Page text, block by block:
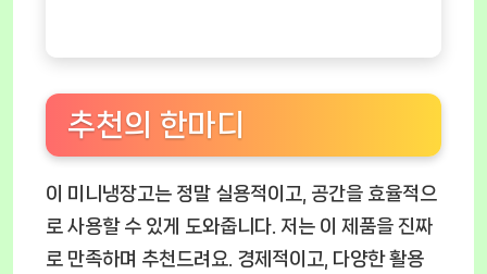
추천의 한마디
이 미니냉장고는 정말 실용적이고, 공간을 효율적으
로 사용할 수 있게 도와줍니다. 저는 이 제품을 진짜
로 만족하며 추천드려요. 경제적이고, 다양한 활용